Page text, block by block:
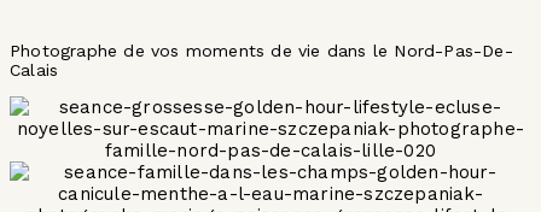
Photographe de vos moments de vie dans le Nord-Pas-De-
Calais